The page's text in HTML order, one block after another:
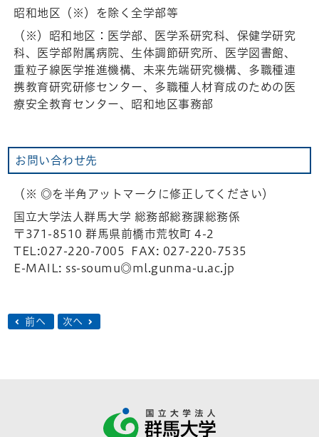
昭和地区（※）を除く全学部等
（※）昭和地区：医学部、医学系研究科、保健学研究
科、医学部附属病院、生体調節研究所、医学図書館、
重粒子線医学推進機構、未来先端研究機構、多職種連
携教育研究研修センター、多職種人材育成のための医
療安全教育センター、昭和地区事務部
お問い合わせ先
（※ ◎を半角アットマークに修正してください）
国立大学法人群馬大学 総務部総務課総務係
〒371-8510 群馬県前橋市荒牧町 4-2
TEL:027-220-7005 FAX: 027-220-7535
E-MAIL: ss-soumu◎ml.gunma-u.ac.jp
前へ 次へ